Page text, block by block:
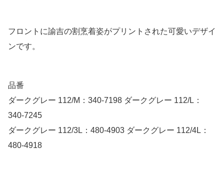
フロントに諭吉の割烹着姿がプリントされた可愛いデザイ
ンです。
品番
ダークグレー 112/M：340-7198 ダークグレー 112/L：
340-7245
ダークグレー 112/3L：480-4903 ダークグレー 112/4L：
480-4918